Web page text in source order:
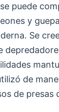
puede
y
Se
de
de presas